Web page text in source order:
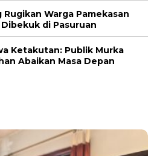
Warga Pamekasan
di Pasuruan
Ketakutan: Publik Murka
Abaikan Masa Depan